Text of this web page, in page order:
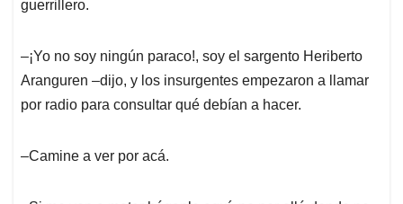
guerrillero.
‒¡Yo no soy ningún paraco!, soy el sargento Heriberto
Aranguren ‒dijo, y los insurgentes empezaron a llamar
por radio para consultar qué debían a hacer.
‒Camine a ver por acá.